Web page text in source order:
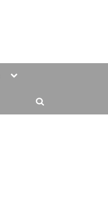
Toggle
Toggle